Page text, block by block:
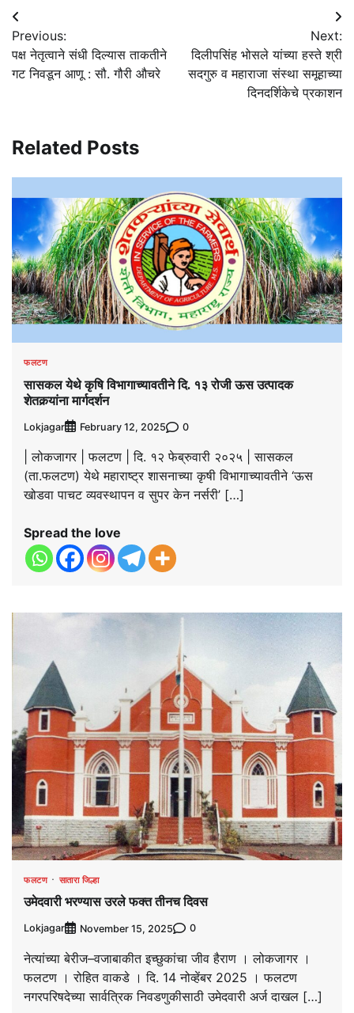
Post
navigation
Previous:
पक्ष नेतृत्वाने संधी दिल्यास ताकतीने
गट निवडून आणू : सौ. गौरी औचरे
Next:
दिलीपसिंह भोसले यांच्या हस्ते श्री
सदगुरु व महाराजा संस्था समूहाच्या
दिनदर्शिकेचे प्रकाशन
Related Posts
फलटण
सासकल येथे कृषि विभागाच्यावतीने दि. १३ रोजी ऊस उत्पादक
शेतकर्‍यांना मार्गदर्शन
Lokjagar February 12, 2025 0
| लोकजागर | फलटण | दि. १२ फेब्रुवारी २०२५ | सासकल
(ता.फलटण) येथे महाराष्ट्र शासनाच्या कृषी विभागाच्यावतीने ‘ऊस
खोडवा पाचट व्यवस्थापन व सुपर केन नर्सरी’ […]
Spread the love
फलटण सातारा जिल्हा
उमेदवारी भरण्यास उरले फक्त तीनच दिवस
Lokjagar November 15, 2025 0
नेत्यांच्या बेरीज–वजाबाकीत इच्छुकांचा जीव हैराण । लोकजागर ।
फलटण । रोहित वाकडे । दि. 14 नोव्हेंबर 2025 । फलटण
नगरपरिषदेच्या सार्वत्रिक निवडणुकीसाठी उमेदवारी अर्ज दाखल […]